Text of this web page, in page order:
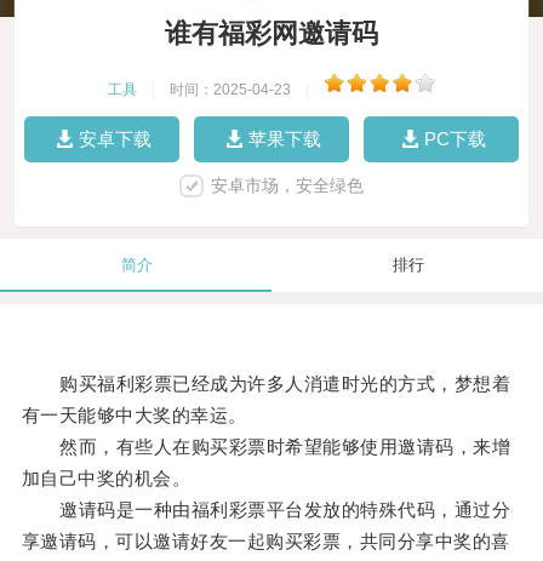
谁有福彩网邀请码
工具 时间：2025-04-23
安卓下载 苹果下载 PC下载
安卓市场，安全绿色
简介 排行
购买福利彩票已经成为许多人消遣时光的方式，梦想着
有一天能够中大奖的幸运。
然而，有些人在购买彩票时希望能够使用邀请码，来增
加自己中奖的机会。
邀请码是一种由福利彩票平台发放的特殊代码，通过分
享邀请码，可以邀请好友一起购买彩票，共同分享中奖的喜